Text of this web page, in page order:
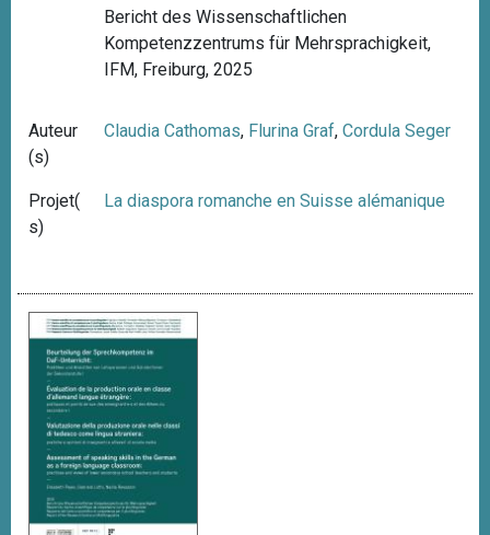
Bericht des Wissenschaftlichen
Kompetenzzentrums für Mehrsprachigkeit,
IFM, Freiburg, 2025
Auteur
(s)
Claudia Cathomas, Flurina Graf,Cordula Seger
Projet(
s)
La diaspora romanche en Suisse alémanique